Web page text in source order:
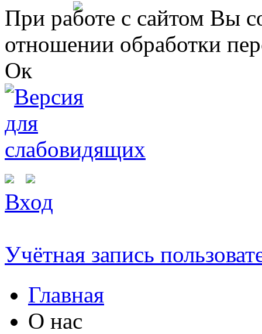
Перейти к основному содержанию
При работе с сайтом Вы
отношении обработки
Ок
Вход
Вы здесь
Учётная запись
Главная
О нас